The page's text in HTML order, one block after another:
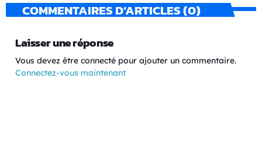
COMMENTAIRES D’ARTICLES (0)
Laisser une réponse
Vous devez être connecté pour ajouter un commentaire.
Connectez-vous maintenant